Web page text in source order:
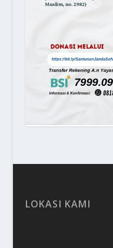
LOKASI KAMI